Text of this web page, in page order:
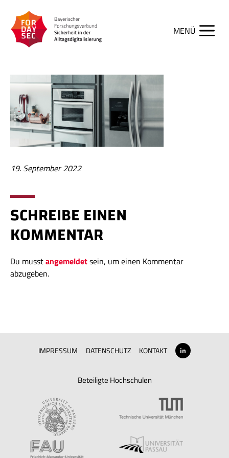
Inhalt
springen
19. September 2022
SCHREIBE EINEN
KOMMENTAR
Du musstangemeldetsein, um einen Kommentar
abzugeben.
Beteiligte Hochschulen
IMPRESSUM DATENSCHUTZ KONTAKT in